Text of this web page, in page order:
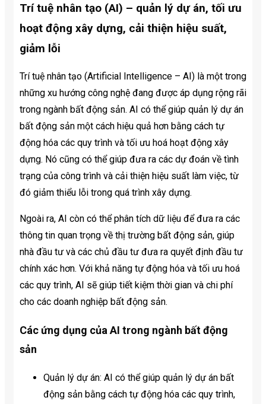
Trí tuệ nhân tạo (AI) – quản lý dự án, tối ưu
hoạt động xây dựng, cải thiện hiệu suất,
giảm lỗi
Trí tuệ nhân tạo (Artificial Intelligence – AI) là một trong
những xu hướng công nghệ đang được áp dụng rộng rãi
trong ngành bất động sản. AI có thể giúp quản lý dự án
bất động sản một cách hiệu quả hơn bằng cách tự
động hóa các quy trình và tối ưu hoá hoạt động xây
dựng. Nó cũng có thể giúp đưa ra các dự đoán về tình
trạng của công trình và cải thiện hiệu suất làm việc, từ
đó giảm thiểu lỗi trong quá trình xây dựng.
Ngoài ra, AI còn có thể phân tích dữ liệu để đưa ra các
thông tin quan trọng về thị trường bất động sản, giúp
nhà đầu tư và các chủ đầu tư đưa ra quyết định đầu tư
chính xác hơn. Với khả năng tự động hóa và tối ưu hoá
các quy trình, AI sẽ giúp tiết kiệm thời gian và chi phí
cho các doanh nghiệp bất động sản.
Các ứng dụng của AI trong ngành bất động
sản
Quản lý dự án: AI có thể giúp quản lý dự án bất
động sản bằng cách tự động hóa các quy trình,